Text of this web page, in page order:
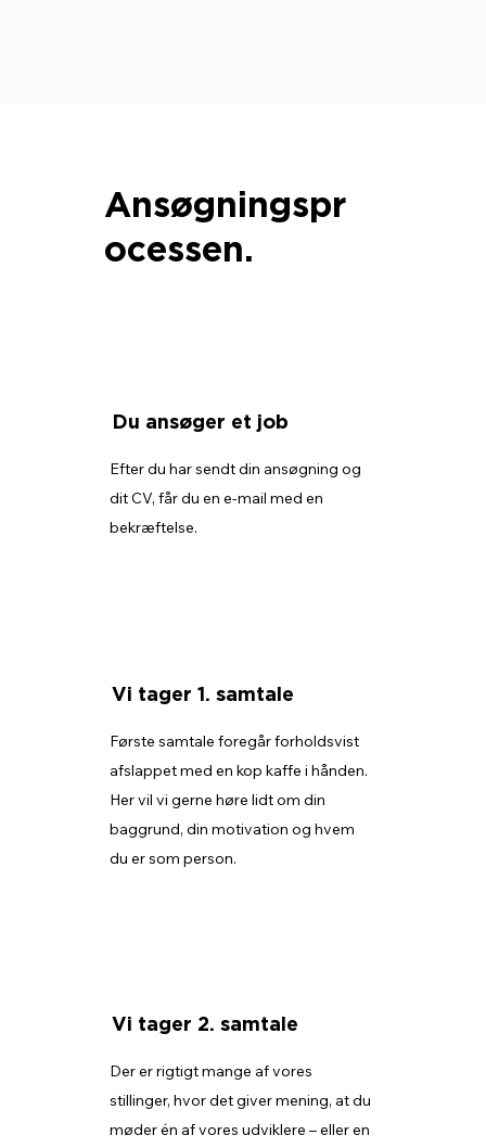
Ansøgningspr
ocessen.
Du ansøger et job
Efter du har sendt din ansøgning og
dit CV, får du en e-mail med en
bekræftelse.
Vi tager 1. samtale
Første samtale foregår forholdsvist
afslappet med en kop kaffe i hånden.
Her vil vi gerne høre lidt om din
baggrund, din motivation og hvem
du er som person.
Vi tager 2. samtale
Der er rigtigt mange af vores
stillinger, hvor det giver mening, at du
møder én af vores udviklere – eller en